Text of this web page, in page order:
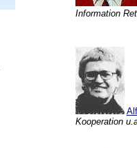
Information
Kooperation